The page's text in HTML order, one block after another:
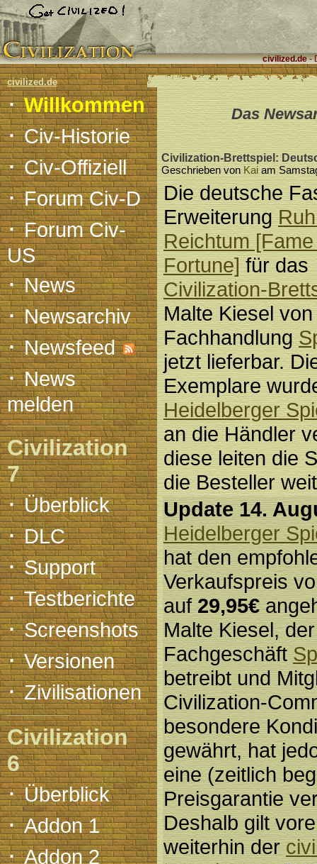
civilized.de-
civilized.de
·Willkommen
·Civ-Historie
·Civ-Offiziell
·Forum Civ-D
·Forum Civ-
US
·News
·Newsarchiv
·Newsfeed
·News
melden
Civilization
7
·Überblick
·DLC
·Support
·Testberichte
·Screenshots
·Versionen
·Zivilisationen
Civilization
6
·Überblick
·Addon 1
·Addon 2
Das
Civilization-Brettspiel:
Geschrieben vonKaiam
Die deutsche
Erweiterung
Reichtum
Fortune]für das
Civilization-
Malte Kiesel
Fachhandlung
jetzt lieferbar.
Exemplare
Heidelberger
an die Händler
diese leiten die
die Besteller
Update 14.
Heidelberger
hat den
Verkaufspreis
auf29,95€
Malte Kiesel,
Fachgeschäft
betreibt und
Civilization-
besondere
gewährt, hat
eine (zeitlich
Preisgarantie
Deshalb gilt
weiterhin der